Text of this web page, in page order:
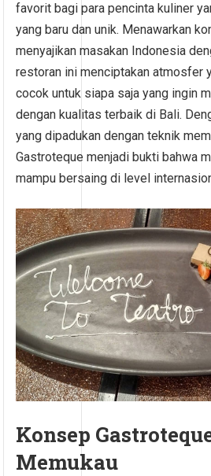
favorit bagi para pencinta kuliner
yang baru dan unik. Menawarkan
menyajikan masakan Indonesia
restoran ini menciptakan atmosfer
cocok untuk siapa saja yang ingin
dengan kualitas terbaik di Bali.
yang dipadukan dengan teknik
Gastroteque menjadi bukti bahwa
mampu bersaing di level
Konsep
Memukau